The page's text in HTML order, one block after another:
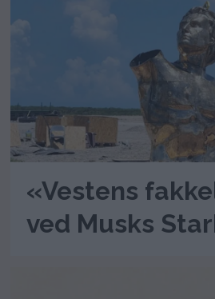
«Vestens
ved Musks